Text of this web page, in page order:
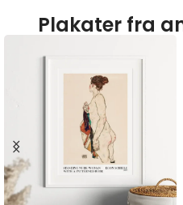
Plakater fra